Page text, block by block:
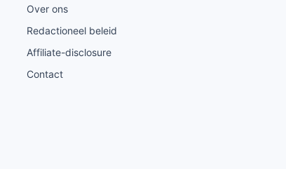
Over ons
Redactioneel beleid
Affiliate-disclosure
Contact